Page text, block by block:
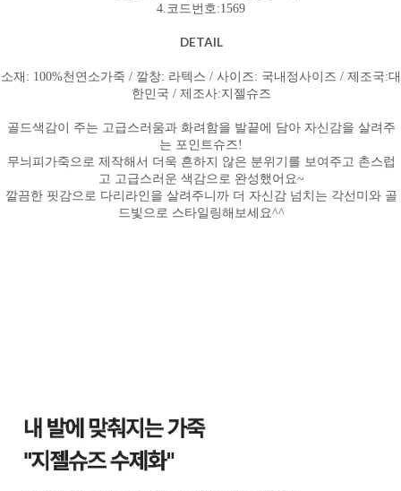
4.코드번호:1569
DETAIL
소재: 100%천연소가죽 / 깔창: 라텍스 / 사이즈: 국내정사이즈 / 제조국:대
한민국 / 제조사:지젤슈즈
골드색감이 주는 고급스러움과 화려함을 발끝에 담아 자신감을 살려주
는 포인트슈즈!
무늬피가죽으로 제작해서 더욱 흔하지 않은 분위기를 보여주고 촌스럽
고 고급스러운 색감으로 완성했어요~
깔끔한 핏감으로 다리라인을 살려주니까 더 자신감 넘치는 각선미와 골
드빛으로 스타일링해보세요^^